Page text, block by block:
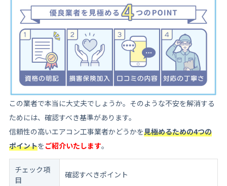
この業者で本当に大丈夫でしょうか。そのような不安を解消する
ためには、確認すべき基準があります。
信頼性の高いエアコン工事業者かどうかを見極めるための4つの
ポイントをご紹介いたします。
チェック項
目
確認すべきポイント